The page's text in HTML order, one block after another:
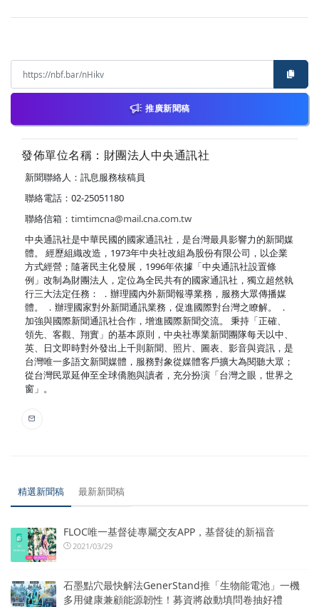
推廣新聞稿
發佈單位名稱：財團法人中央通訊社
新聞聯絡人：訊息服務核稿員
聯絡電話：02-25051180
聯絡信箱： timtimcna@mail.cna.com.tw
中央通訊社是中華民國的國家通訊社，是台灣最具影響力的新聞媒
體。 經歷組織改造，1973年中央社改組為股份有限公司，以企業
方式經營；隨著民主化發展，1996年依據「中央通訊社設置條
例」改制為財團法人，定位為全民共有的國家通訊社，獨立超然執
行三大法定任務： ．辦理國內外新聞報導業務，服務大眾傳播媒
體。 ．辦理國家對外新聞通訊業務，促進國際對台灣之瞭解。 ．
加強與國際新聞通訊社合作，增進國際新聞交流。 秉持「正確、
領先、客觀、翔實」的基本原則，中央社專業新聞團隊每天以中、
英、日文即時對外發出上千則新聞、照片、圖表、影音與資訊，是
台灣唯一多語文新聞媒體，服務對象從媒體客戶擴大為閱聽大眾；
從台灣民眾延伸至全球僑胞與讀者，充分扮演「台灣之眼，世界之
窗」。
精選新聞稿 最新新聞稿
FLOC唯一基督徒專屬交友APP，基督徒的新福音
2021/03/29
石墨點穴最快解法GenerStand推「生物能電池」一機
多用健康兼顧能源韌性！募資將啟動填問卷抽好禮